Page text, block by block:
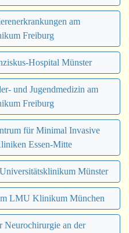
am
Freiburg
Hospital Münster
und Jugendmedizin am
Freiburg
für Minimal Invasive
Essen-Mitte
Münster
LMU Klinikum München
an der